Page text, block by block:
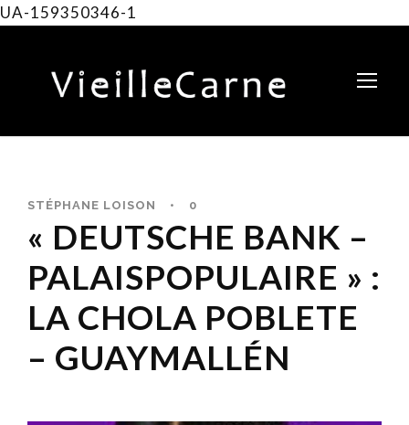
UA-159350346-1
STÉPHANE LOISON • 0
« DEUTSCHE BANK –
PALAISPOPULAIRE » :
LA CHOLA POBLETE
– GUAYMALLÉN